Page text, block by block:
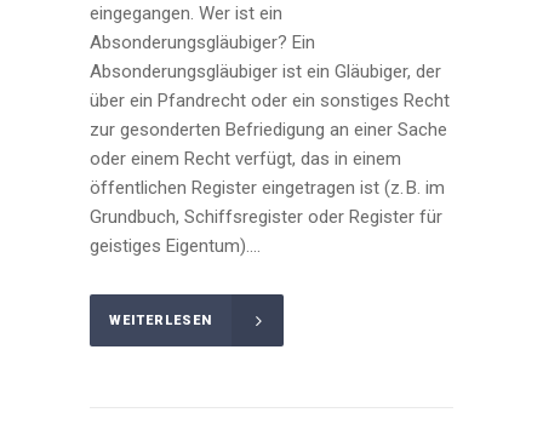
eingegangen. Wer ist ein
Absonderungsgläubiger? Ein
Absonderungsgläubiger ist ein Gläubiger, der
über ein Pfandrecht oder ein sonstiges Recht
zur gesonderten Befriedigung an einer Sache
oder einem Recht verfügt, das in einem
öffentlichen Register eingetragen ist (z. B. im
Grundbuch, Schiffsregister oder Register für
geistiges Eigentum)....
WEITERLESEN